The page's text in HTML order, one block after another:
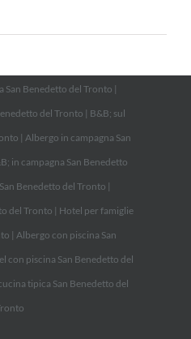
San Benedetto del Tronto |
del Tronto | B&B; sul
| Albergo in campagna San
in campagna San Benedetto
Benedetto del Tronto |
del Tronto | Hotel per famiglie
| Albergo con piscina San
con piscina San Benedetto del
tipica San Benedetto del